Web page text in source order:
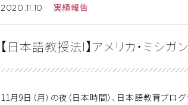
2020.11.10 実績報告
【日本語教授法I】アメリカ・ミシ
11月9日（月）の夜（日本時間）、日本語教育プロ